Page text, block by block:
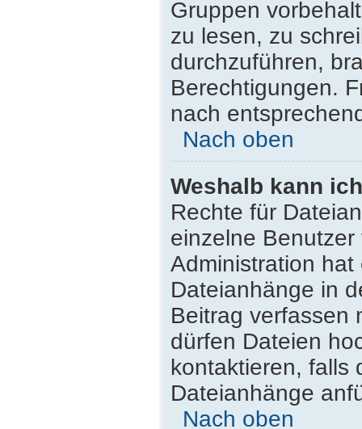
Gruppen
zu lesen, zu
durchzuführen,
Berechtigungen.
nach
Nach oben
Weshalb kann
Rechte für
einzelne
Administration
Dateianhänge in
Beitrag verfassen
dürfen Dateien
kontaktieren, falls
Dateianhänge
Nach oben